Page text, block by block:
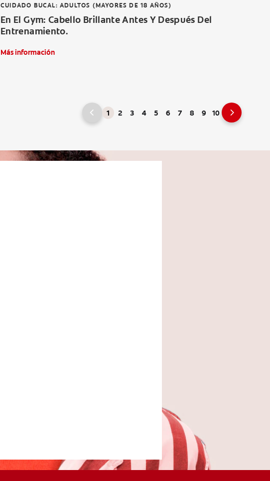
CUIDADO BUCAL: ADULTOS (MAYORES DE 18 AÑOS)
En El Gym: Cabello Brillante Antes Y Después Del
Entrenamiento.
Más información
1 2 3 4 5 6 7 8 9 10